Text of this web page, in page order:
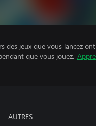
des jeux que vous lancez
que vous jouez.
AUTRES